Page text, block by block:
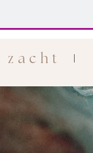
zacht